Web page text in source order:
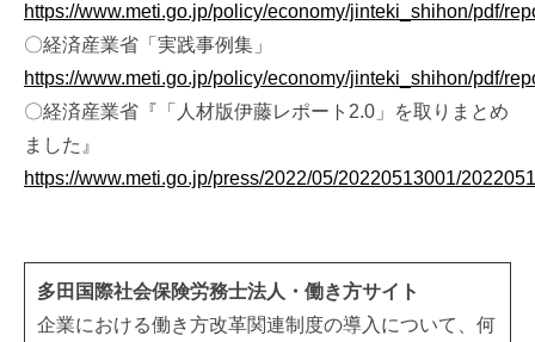
https://www.meti.go.jp/policy/economy/jinteki_shihon/pdf/
〇経済産業省「実践事例集」
https://www.meti.go.jp/policy/economy/jinteki_shihon/pdf/
〇経済産業省『「人材版伊藤レポート 2.0 」を取りまとめ
ました』
https://www.meti.go.jp/press/2022/05/20220513001/
多田国際社会保険労務士法人・働き方サイト
企業における働き方改革関連制度の導入について、何